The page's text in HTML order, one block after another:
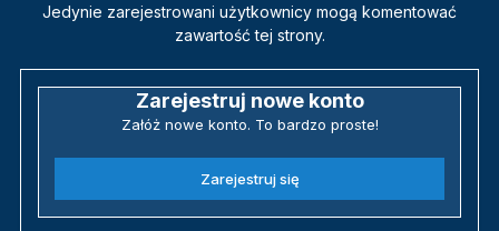
Jedynie zarejestrowani użytkownicy mogą komentować
zawartość tej strony.
Zarejestruj nowe konto
Załóż nowe konto. To bardzo proste!
Zarejestruj się